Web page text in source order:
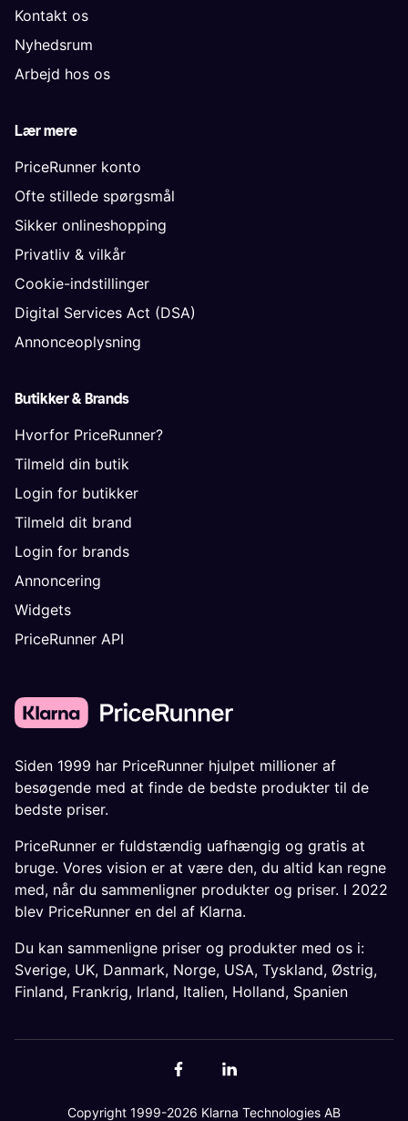
Kontakt os
Nyhedsrum
Arbejd hos os
Lær mere
PriceRunner konto
Ofte stillede spørgsmål
Sikker onlineshopping
Privatliv & vilkår
Cookie-indstillinger
Digital Services Act (DSA)
Annonceoplysning
Butikker & Brands
Hvorfor PriceRunner?
Tilmeld din butik
Login for butikker
Tilmeld dit brand
Login for brands
Annoncering
Widgets
PriceRunner API
Siden 1999 har PriceRunner hjulpet millioner af
besøgende med at finde de bedste produkter til de
bedste priser.
PriceRunner er fuldstændig uafhængig og gratis at
bruge. Vores vision er at være den, du altid kan regne
med, når du sammenligner produkter og priser. I 2022
blev PriceRunner en del af Klarna.
Du kan sammenligne priser og produkter med os i:
Sverige, UK, Danmark, Norge, USA, Tyskland, Østrig,
Finland, Frankrig, Irland, Italien, Holland, Spanien
Copyright 1999-2026 Klarna Technologies AB